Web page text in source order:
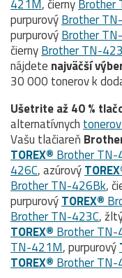
421M, čiernyBrother
purpurovýBrother
purpurovýBrother
čiernyBrother TN-
nájdete najväčší
30 000 tonerov k
Ušetrite až 40 %
alternatívnych
Vašu tlačiareň
TOREX®Brother TN-
426C, azúrový
Brother TN-426Bk,
purpurovýTOREX®
Brother TN-423C,
TOREX®Brother TN-
TN-421M, purpurový
TOREX®Brother TN-